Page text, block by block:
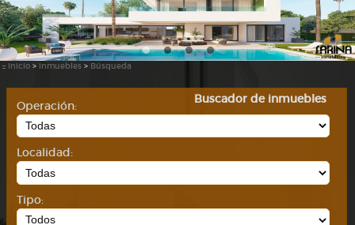
:: Inicio > Inmuebles > Búsqueda
Buscador de inmuebles
Operación:
Localidad:
Tipo: